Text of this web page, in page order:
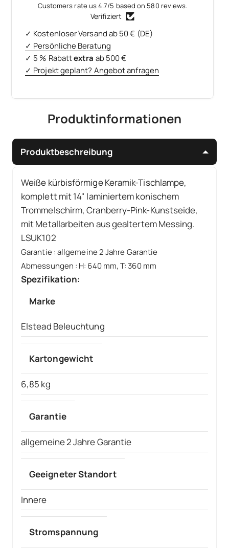
Customers rate us 4.7/5 based on 580 reviews.
Verifiziert
✓ Kostenloser Versand ab 50 € (DE)
✓ Persönliche Beratung
✓ 5 % Rabattextra ab 500 €
✓ Projekt geplant? Angebot anfragen
Produktinformationen
Produktbeschreibung
Weiße kürbisförmige Keramik-Tischlampe,
komplett mit 14" laminiertem konischem
Trommelschirm, Cranberry-Pink-Kunstseide,
mit Metallarbeiten aus gealtertem Messing.
LSUK102
Garantie:allgemeine 2 Jahre Garantie
Abmessungen : H: 640 mm, T: 360 mm
Spezifikation:
Marke
Elstead Beleuchtung
Kartongewicht
6,85 kg
Garantie
allgemeine 2 Jahre Garantie
Geeigneter Standort
Innere
Stromspannung